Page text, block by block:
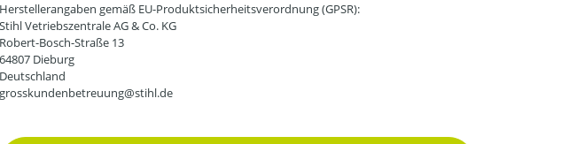
Herstellerangaben gemäß EU-Produktsicherheitsverordnung (GPSR):
Stihl Vetriebszentrale AG & Co. KG
Robert-Bosch-Straße 13
64807 Dieburg
Deutschland
grosskundenbetreuung@stihl.de